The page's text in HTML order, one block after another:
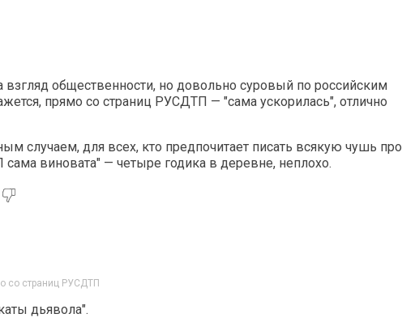
взгляд общественности, но довольно суровый по российским
прямо со страниц РУСДТП — "сама ускорилась", отлично
случаем, для всех, кто предпочитает писать всякую чушь про
сама виновата" — четыре годика в деревне, неплохо.
со страниц РУСДТП
дьявола".